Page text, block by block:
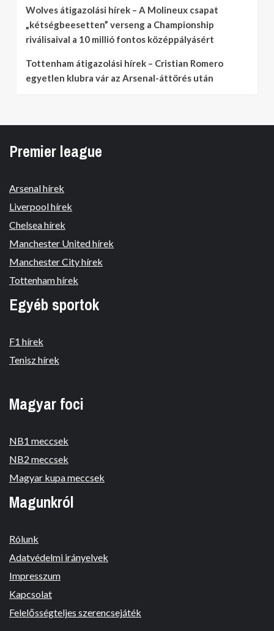
Wolves átigazolási hírek – A Molineux csapat
„kétségbeesetten” verseng a Championship
riválisaival a 10 millió fontos középpályásért
Tottenham átigazolási hírek – Cristian Romero
egyetlen klubra vár az Arsenal-áttörés után
Premier league
Arsenal hírek
Liverpool hírek
Chelsea hírek
Manchester United hírek
Manchester City hírek
Tottenham hírek
Egyéb sportok
F1 hírek
Tenisz hírek
Magyar foci
NB1 meccsek
NB2 meccsek
Magyar kupa meccsek
Magunkról
Rólunk
Adatvédelmi irányelvek
Impresszum
Kapcsolat
Felelősségteljes szerencsejáték